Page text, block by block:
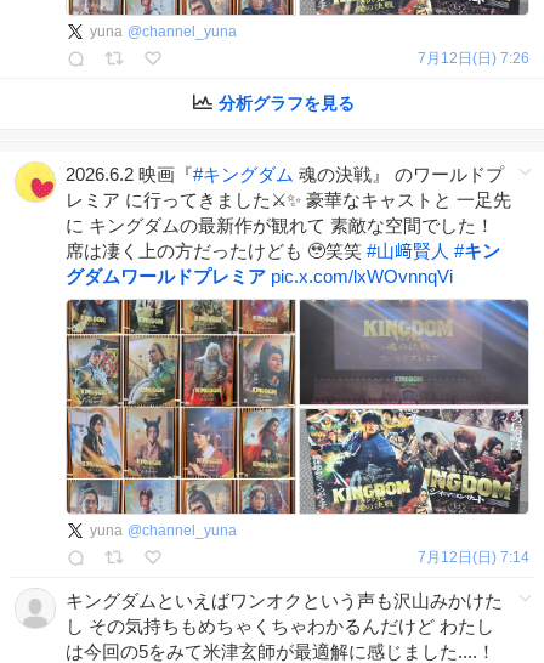
yuna @channel_yuna
7月12日(日) 7:26
分析グラフを見る
2026.6.2 映画『#キングダム 魂の決戦』 のワールドプ
レミア に行ってきました⚔️✨ 豪華なキャストと 一足先
に キングダムの最新作が観れて 素敵な空間でした！
席は凄く上の方だったけども 🥹笑笑 #山﨑賢人 #キン
グダムワールドプレミア pic.x.com/lxWOvnnqVi
yuna @channel_yuna
7月12日(日) 7:14
キングダムといえばワンオクという声も沢山みかけた
し その気持ちもめちゃくちゃわかるんだけど わたし
は今回の5をみて米津玄師が最適解に感じました....！